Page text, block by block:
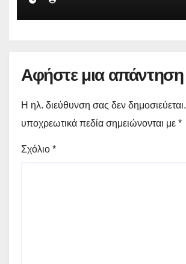
Αφήστε μια απάντηση
Η ηλ. διεύθυνση σας δεν δημοσιεύεται.
υποχρεωτικά πεδία σημειώνονται με *
Σχόλιο *